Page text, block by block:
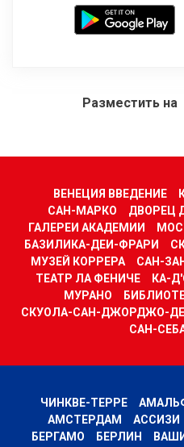
Разместить на
ВЕНЕЦИЯ ВВЕДЕНИЕ
САН-МАРКО
ДВОРЕЦ
ГАЛЕРЕИ АКАДЕМИИ
БАЗИЛИКА-ДЕИ-ФРАРИ
МУЗЕЙ КОРРЕРА
САН-
ТЕАТР ЛА ФЕНИЧЕ
КА-
МУРАНО
СКУОЛА-САН-ДЖОРДЖО-
САН-
ЧИНКВЕ-ТЕРРЕ
АМСТЕРДАМ
АССИЗИ
БЕРГАМО
БЕРЛИН